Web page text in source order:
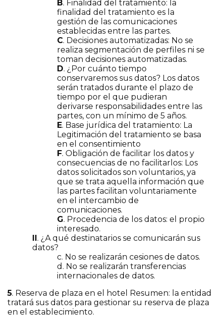
B. Finalidad del tratamiento: la
finalidad del tratamiento es la
gestión de las comunicaciones
establecidas entre las partes.
C. Decisiones automatizadas: No se
realiza segmentación de perfiles ni se
toman decisiones automatizadas.
D. ¿Por cuánto tiempo
conservaremos sus datos? Los datos
serán tratados durante el plazo de
tiempo por el que pudieran
derivarse responsabilidades entre las
partes, con un mínimo de 5 años.
E. Base jurídica del tratamiento: La
Legitimación del tratamiento se basa
en el consentimiento
F. Obligación de facilitar los datos y
consecuencias de no facilitarlos: Los
datos solicitados son voluntarios, ya
que se trata aquella información que
las partes facilitan voluntariamente
en el intercambio de
comunicaciones.
G. Procedencia de los datos: el propio
interesado.
II. ¿A qué destinatarios se comunicarán sus
datos?
c. No se realizarán cesiones de datos.
d. No se realizarán transferencias
internacionales de datos.
5. Reserva de plaza en el hotel Resumen: la entidad
tratará sus datos para gestionar su reserva de plaza
en el establecimiento.